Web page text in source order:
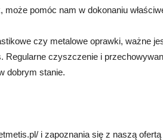
pomóc nam w dokonaniu
czy metalowe oprawki, ważne
Regularne czyszczenie i
dobrym stanie.
i zapoznania się z naszą ofertą